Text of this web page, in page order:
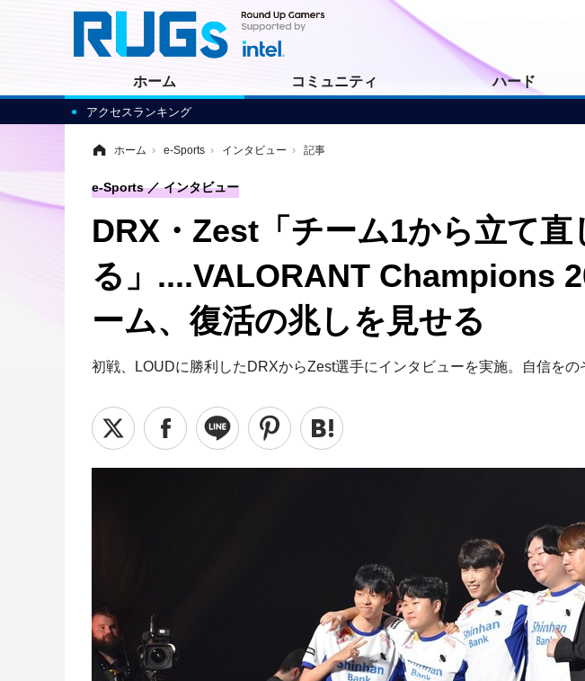
ホーム
アクセスランキング
コミュニティ ハード
ホーム › e-Sports › インタビュー › 記事
DRX・Zest「チーム1から立て直
る」....VALORANT Champions
ーム、復活の兆しを見せる
初戦、LOUDに勝利したDRXからZest選手にインタビューを実施。自信をの
e-Sports インタビュー